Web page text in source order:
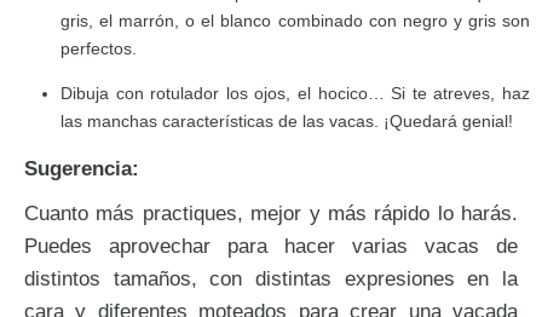
gris, el marrón, o el blanco combinado con negro y gris son
perfectos.
Dibuja con rotulador los ojos, el hocico… Si te atreves, haz
las manchas características de las vacas. ¡Quedará genial!
Sugerencia:
Cuanto más practiques, mejor y más rápido lo harás.
Puedes aprovechar para hacer varias vacas de
distintos tamaños, con distintas expresiones en la
cara y diferentes moteados para crear una vacada